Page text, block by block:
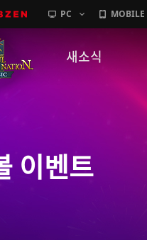
PC MOBILE
새소식
GM노트
이벤트